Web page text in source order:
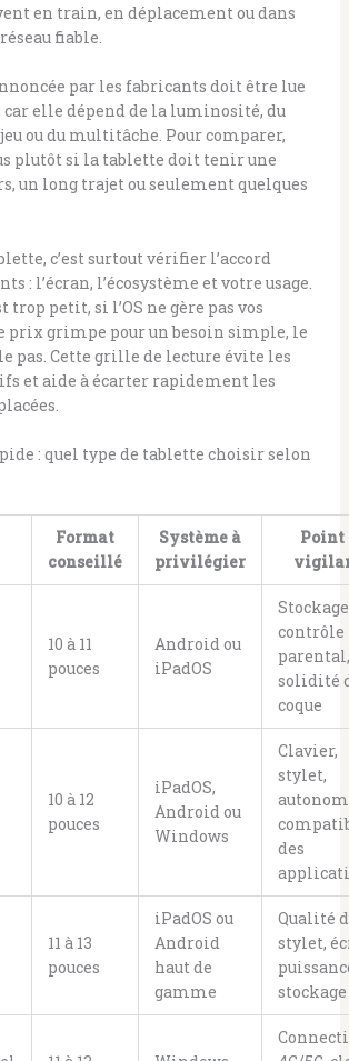
en train, en déplacement ou dans
fiable.
par les fabricants doit être lue
car elle dépend de la luminosité, du
ou du multitâche. Pour comparer,
plutôt si la tablette doit tenir une
un long trajet ou seulement quelques
c’est surtout vérifier l’accord
: l’écran, l’écosystème et votre usage.
petit, si l’OS ne gère pas vos
prix grimpe pour un besoin simple, le
pas. Cette grille de lecture évite les
et aide à écarter rapidement les
: quel type de tablette choisir selon
Format
conseillé
Système à
privilégier
Point
10 à 11
pouces
Android ou
iPadOS
contrôle
parental,
solidité
coque
10 à 12
pouces
iPadOS,
Android ou
Windows
Clavier,
stylet,
des
11 à 13
pouces
iPadOS ou
Android
haut de
gamme
Qualité
stylet,
stockage